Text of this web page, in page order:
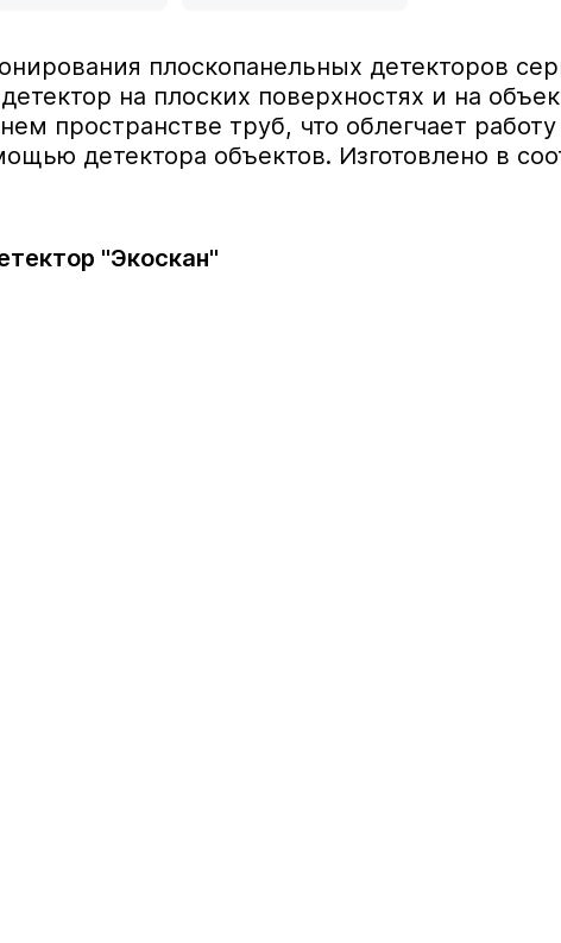
плоскопанельных детекторов
на плоских поверхностях и на
пространстве труб, что облегчает работу
детектора объектов. Изготовлено в
"Экоскан"